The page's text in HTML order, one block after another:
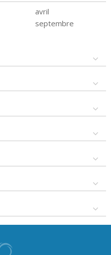
avril
septembre